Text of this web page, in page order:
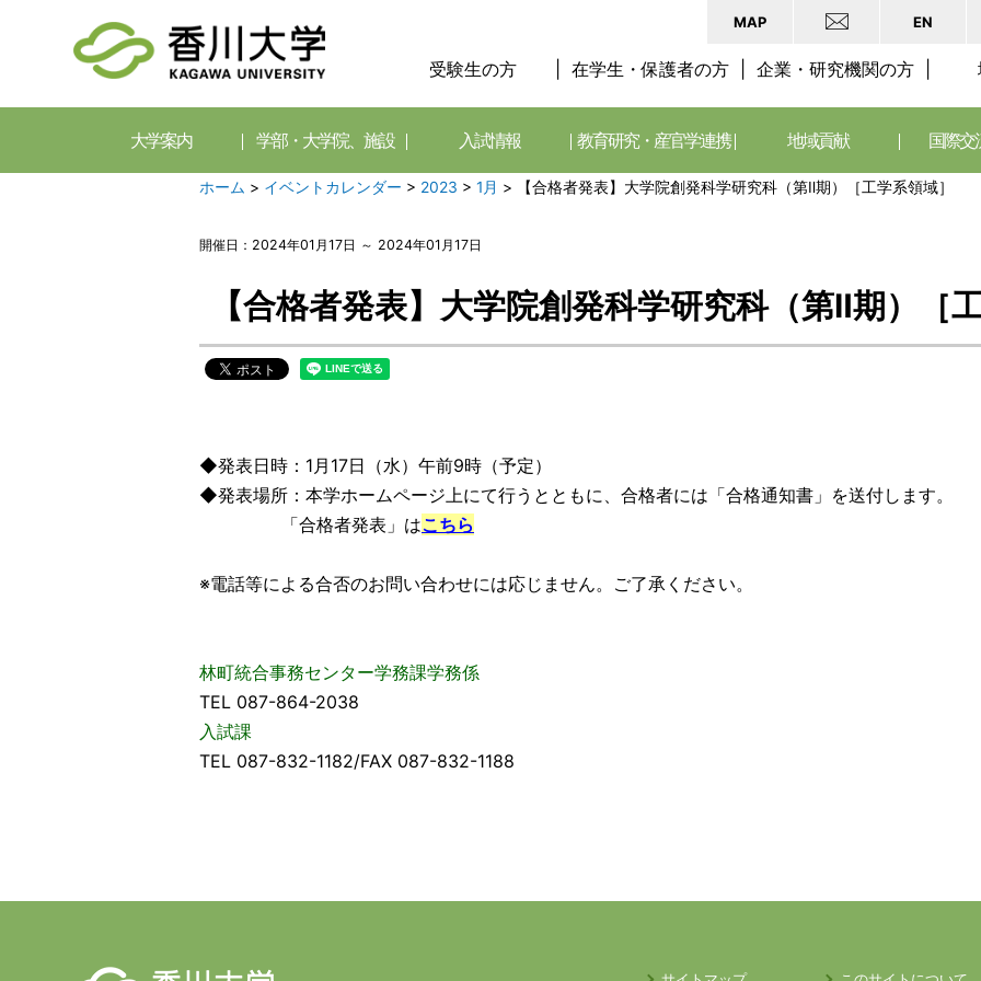
MAP EN
受験生の方 在学生・保護者の方 企業・研究機関の方
大学案内 学部・大学院、施設 入試情報 教育研究・産官学連携 地域貢献 国際交
ホーム > イベントカレンダー > 2023 > 1月 > 【合格者発表】大学院創発科学研究科（第Ⅱ期）［工学系領域］
開催日：2024年01月17日 ～ 2024年01月17日
【合格者発表】大学院創発科学研究科（第Ⅱ期）［
◆発表日時：1月17日（水）午前9時（予定）
◆発表場所：本学ホームページ上にて行うとともに、合格者には「合格通知書」を送付します。
「合格者発表」はこちら
※電話等による合否のお問い合わせには応じません。ご了承ください。
林町統合事務センター学務課学務係
TEL 087-864-2038
入試課
TEL 087-832-1182/FAX 087-832-1188